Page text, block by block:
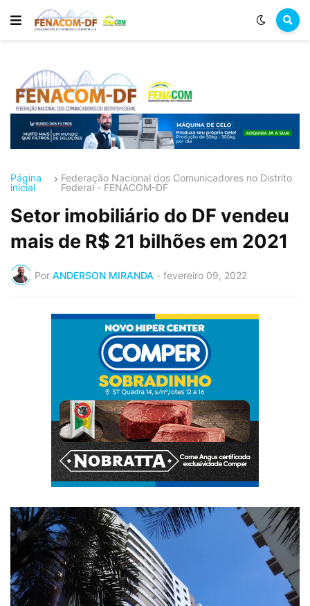
Página
inicial
Federação Nacional dos Comunicadores no Distrito
Federal - FENACOM-DF
Setor imobiliário do DF vendeu
mais de R$ 21 bilhões em 2021
Por ANDERSON MIRANDA - fevereiro 09, 2022